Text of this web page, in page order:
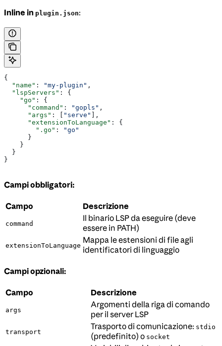
Inline in plugin.json:
{
  "name"
: "my-plugin" ,
  "lspServers"
: {
    "go"
: {
      "command"
: "gopls" ,
      "args"
: [ "serve" ],
      "extensionToLanguage"
: {
        ".go"
:
"go"
      }
    }
  }
}
Campi obbligatori:
Campo Descrizione
command
Il binario LSP da eseguire (deve
essere in PATH)
extensionToLanguage
Mappa le estensioni di file agli
identificatori di linguaggio
Campi opzionali:
Campo Descrizione
args
Argomenti della riga di comando
per il server LSP
transport
Trasporto di comunicazione: stdio
(predefinito) o socket